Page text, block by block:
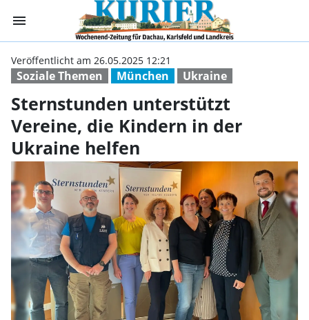
menu Sternstunden
Soziale Themen München Ukraine
Veröffentlicht am 26.05.2025 12:21
Sternstunden unterstützt
Vereine, die Kindern in der
Ukraine helfen